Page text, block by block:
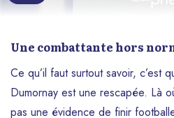
Une combattante hors
Ce qu’il faut surtout savoir, c’est
Dumornay est une rescapée. Là
pas une évidence de finir